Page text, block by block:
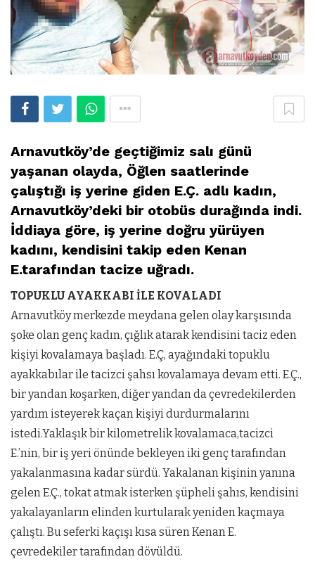
Arnavutköy’de geçtiğimiz salı günü
yaşanan olayda, Öğlen saatlerinde
çalıştığı iş yerine giden E.Ç. adlı kadın,
Arnavutköy’deki bir otobüs durağında indi.
İddiaya göre, iş yerine doğru yürüyen
kadını, kendisini takip eden Kenan
E.tarafından tacize uğradı.
TOPUKLU AYAKKABI İLE KOVALADI
Arnavutköy merkezde meydana gelen olay karşısında
şoke olan genç kadın, çığlık atarak kendisini taciz eden
kişiyi kovalamaya başladı. E.Ç, ayağındaki topuklu
ayakkabılar ile tacizci şahsı kovalamaya devam etti. E.Ç.,
bir yandan koşarken, diğer yandan da çevredekilerden
yardım isteyerek kaçan kişiyi durdurmalarını
istedi.Yaklaşık bir kilometrelik kovalamaca,tacizci
E.’nin, bir iş yeri önünde bekleyen iki genç tarafından
yakalanmasına kadar sürdü. Yakalanan kişinin yanına
gelen E.Ç., tokat atmak isterken şüpheli şahıs, kendisini
yakalayanların elinden kurtularak yeniden kaçmaya
çalıştı. Bu seferki kaçışı kısa süren Kenan E.
çevredekiler tarafından dövüldü.